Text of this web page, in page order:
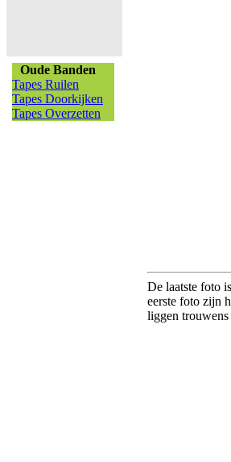
Oude Banden
Tapes Ruilen
Tapes Doorkijken
Tapes Overzetten
De laatste foto
eerste foto zijn
liggen trouwens